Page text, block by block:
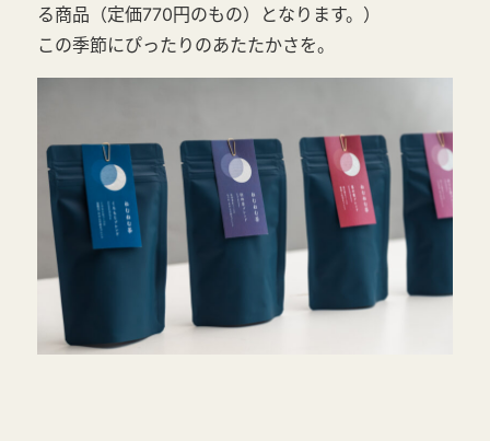
る商品（定価770円のもの）となります。）
この季節にぴったりのあたたかさを。